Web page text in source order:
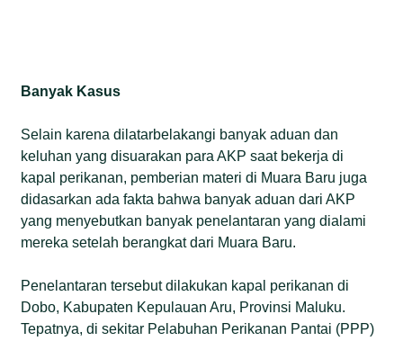
Banyak Kasus
Selain karena dilatarbelakangi banyak aduan dan
keluhan yang disuarakan para AKP saat bekerja di
kapal perikanan, pemberian materi di Muara Baru juga
didasarkan ada fakta bahwa banyak aduan dari AKP
yang menyebutkan banyak penelantaran yang dialami
mereka setelah berangkat dari Muara Baru.
Penelantaran tersebut dilakukan kapal perikanan di
Dobo, Kabupaten Kepulauan Aru, Provinsi Maluku.
Tepatnya, di sekitar Pelabuhan Perikanan Pantai (PPP)